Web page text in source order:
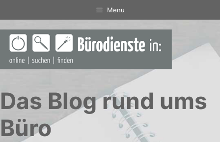
Inhalt
springen
Menu
Das Blog rund ums
Büro